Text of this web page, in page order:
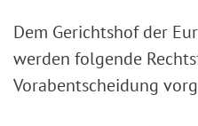
Dem Gerichtshof der
werden folgende
Vorabentscheidung